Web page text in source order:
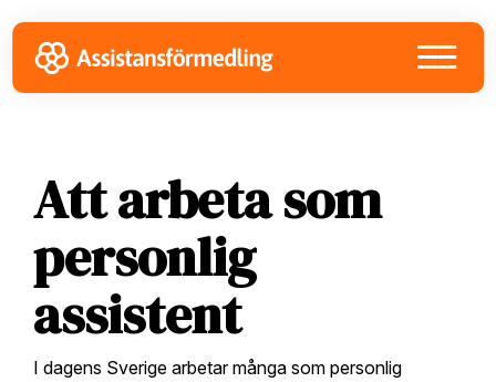
to
primary
navigation
to
main
content
to
footer
Att arbeta som
personlig
assistent
I dagens Sverige arbetar många som personlig